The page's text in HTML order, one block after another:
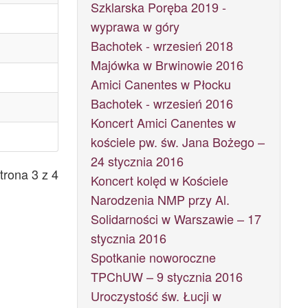
3 z 4
Szklarska Poręba 2019 -
wyprawa w góry
Bachotek - wrzesień 2018
Majówka w Brwinowie 2016
Amici Canentes w Płocku
Bachotek - wrzesień 2016
Koncert Amici Canentes w
kościele pw. św. Jana Bożego –
24 stycznia 2016
Koncert kolęd w Kościele
Narodzenia NMP przy Al.
Solidarności w Warszawie – 17
stycznia 2016
Spotkanie noworoczne
TPChUW – 9 stycznia 2016
Uroczystość św. Łucji w